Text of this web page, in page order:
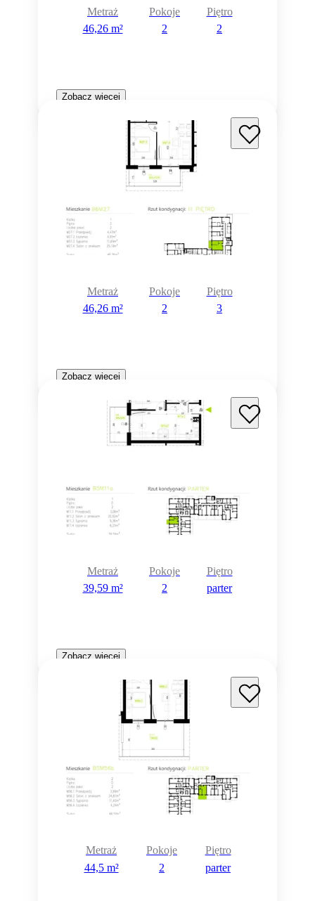
Metraż
46,26 m²
Pokoje
2
Piętro
2
Zobacz więcej
Metraż
46,26 m²
Pokoje
2
Piętro
3
Zobacz więcej
Metraż
39,59 m²
Pokoje
2
Piętro
parter
Zobacz więcej
Metraż
44,5 m²
Pokoje
2
Piętro
parter